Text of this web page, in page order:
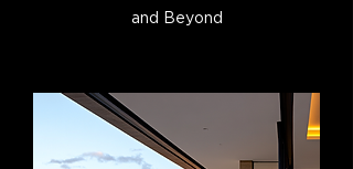
and Beyond